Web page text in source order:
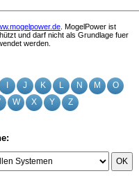
J K L N M
O
W X Y Z
OK
. MogelPower ist
und darf nicht als Grundlage fuer
werden.